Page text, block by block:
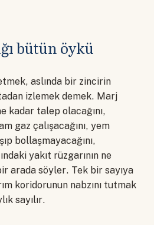
bütün öykü
aslında bir zincirin
izlemek demek. Marj
kadar talep olacağını,
gaz çalışacağını, yem
bollaşmayacağını,
yakıt rüzgarının ne
arada söyler. Tek bir sayıya
koridorunun nabzını tutmak
sayılır.